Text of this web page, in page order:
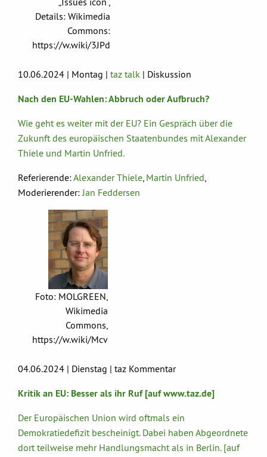
Details: Wikimedia
Commons:
https://w.wiki/3JPd
10.06.2024 | Montag | taz talk | Diskussion
Nach den EU-Wahlen: Abbruch oder Aufbruch?
Wie geht es weiter mit der EU? Ein Gespräch über die
Zukunft des europäischen Staatenbundes mit Alexander
Thiele und Martin Unfried.
Referierende:Alexander Thiele, Martin Unfried,
Moderierender:Jan Feddersen
Foto: MOLGREEN,
Wikimedia
Commons,
https://w.wiki/Mcv
04.06.2024 | Dienstag | taz Kommentar
Kritik an EU: Besser als ihr Ruf [auf www.taz.de]
Der Europäischen Union wird oftmals ein
Demokratiedefizit bescheinigt. Dabei haben Abgeordnete
dort teilweise mehr Handlungsmacht als in Berlin. [auf